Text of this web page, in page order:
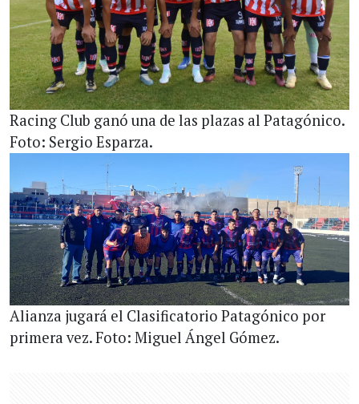
Racing Club ganó una de las plazas al Patagónico.
Foto: Sergio Esparza.
Alianza jugará el Clasificatorio Patagónico por
primera vez. Foto: Miguel Ángel Gómez.